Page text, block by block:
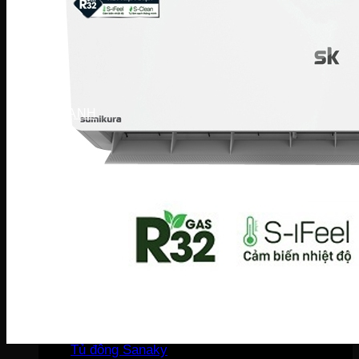
Máy sấy Bosch
Máy sấy Casper
Tủ lạnh LG
Tủ lạnh Aqua
Tủ lạnh Funiki
Tủ lạnh Toshiba
Tủ lạnh SamSung
Tủ lạnh Panasonic
Tủ đông Sanaky